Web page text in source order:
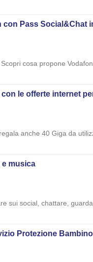
con Pass Social&Chat
cosa propone
le offerte internet
anche 40 Giga da
e musica
sui social, chattare,
Protezione Bambino